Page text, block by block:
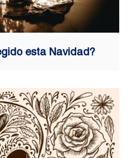
esta Navidad?